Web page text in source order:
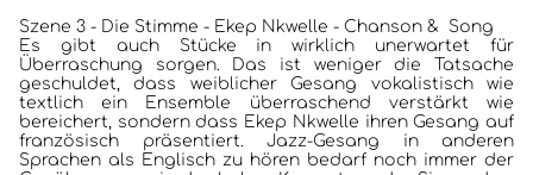
Szene 3 - Die Stimme - Ekep Nkwelle - Chanson & Song
Es gibt auch Stücke in wirklich unerwartet für
Überraschung sorgen. Das ist weniger die Tatsache
geschuldet, dass weiblicher Gesang vokalistisch wie
textlich ein Ensemble überraschend verstärkt wie
bereichert, sondern dass Ekep Nkwelle ihren Gesang auf
französisch präsentiert. Jazz-Gesang in anderen
Sprachen als Englisch zu hören bedarf noch immer der